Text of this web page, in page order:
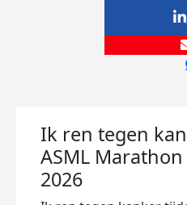
Ik ren tegen
ASML
2026